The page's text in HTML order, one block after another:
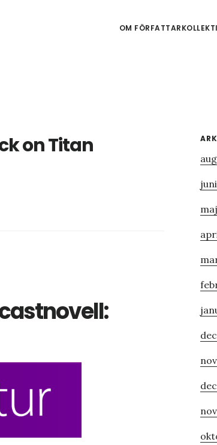
OM
on Titan